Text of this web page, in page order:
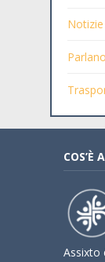
COS’È
Assixto